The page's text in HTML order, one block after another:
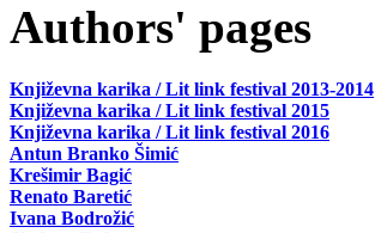
Authors' pages
Književna karika / Lit link festival 2013-2014
Književna karika / Lit link festival 2015
Književna karika / Lit link festival 2016
Antun Branko Šimić
Krešimir Bagić
Renato Baretić
Ivana Bodrožić